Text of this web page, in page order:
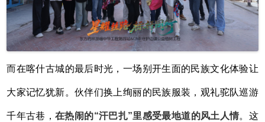
而在喀什古城的最后时光，一场别开生面的民族文化体验让
大家记忆犹新。伙伴们换上绚丽的民族服装，观礼驼队巡游
千年古巷，在热闹的“汗巴扎”里感受最地道的风土人情。这